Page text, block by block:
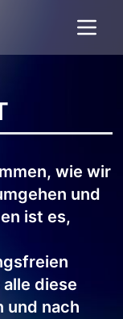
wie wir
und
ist es,
diese
und nach